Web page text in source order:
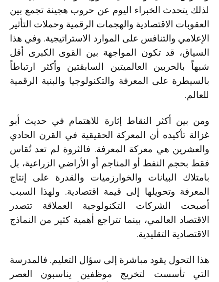
لذلك يتحدث الخبراء اليوم عن حروب هجينة تجمع بين
العقوبات الاقتصادية والهجمات الرقمية وحملات التأثير
الإعلامي والتنافس على الموارد الاستراتيجية. وفي هذا
السياق، قد تكون المواجهة بين القوى الكبرى أقل
شبهاً بالحربين العالميتين السابقتين وأكثر ارتباطاً
بالسيطرة على المعرفة والتكنولوجيا والبنية الرقمية
للعالم.
ومن بين أكثر النقاط إثارة للاهتمام في حديث أبو
غزالة تأكيده أن المعركة الحقيقية في القرن الحادي
والعشرين هي معركة المعرفة. فالثروة لم تعد تُقاس
فقط بحجم النفط أو المناجم أو الأراضي الزراعية، بل
بامتلاك البيانات والخوارزميات والقدرة على إنتاج
المعرفة وتحويلها إلى قيمة اقتصادية. ولهذا السبب
أصبحت الشركات التكنولوجية العملاقة تتصدر
الاقتصاد العالمي، بينما تتراجع أهمية كثير من النماذج
الاقتصادية التقليدية.
هذا التحول يقود مباشرة إلى سؤال التعليم. فالمدرسة
التي تأسست لتخريج موظفين يناسبون العصر